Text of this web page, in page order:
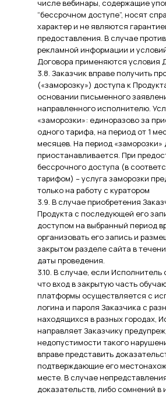
числе вебинары, содержащие
“бессрочном доступе”, носят
характер и не являются
предоставления. В случае
рекламной информации и
Договора применяются условия
3.8. Заказчик вправе получить
(«заморозку») доступа к
основании письменного
направленного исполнителю.
«заморозки»: единоразово за
одного тарифа, на период от 1
месяцев. На период «заморозки»
приостанавливается. При
бессрочного доступа (в
тарифом) – услуга заморозки
только на работу с куратором
3.9. В случае приобретения
Продукта с последующей его
доступом на выбранный период
организовать его запись и
закрытом разделе сайта в
даты проведения.
3.10. В случае, если Исполнитель
что вход в закрытую часть
платформы осуществляется с
логина и пароля Заказчика с
находящихся в разных городах,
направляет Заказчику
недопустимости такого
вправе представить
подтверждающие его
месте. В случае
доказательств, либо сомнений в